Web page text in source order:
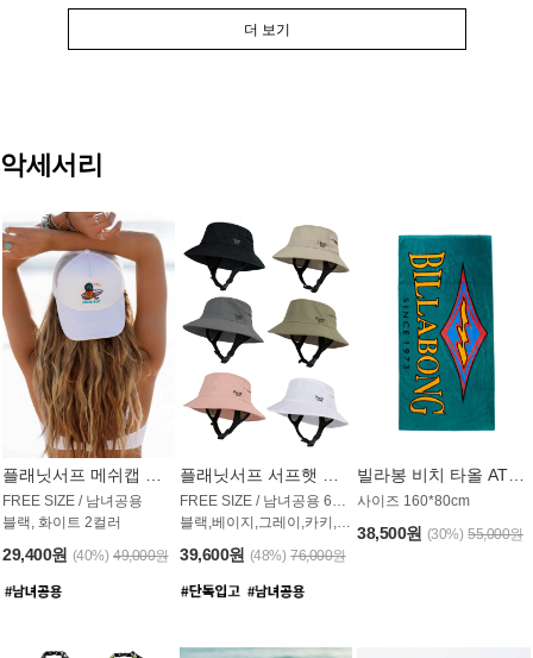
더 보기
악세서리
FREE SIZE / 남녀공용
블랙, 화이트 2컬러
29,400원 (40%) 49,000원
블랙,베이지,그레이,카키,핑크,화이트
39,600원 (48%) 76,000원
사이즈 160*80cm
38,500원 (30%) 55,000원